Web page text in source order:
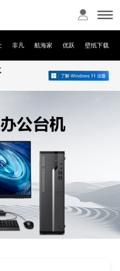
非凡 航海家 优跃 壁纸下载